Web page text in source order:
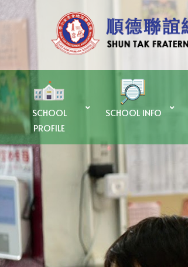
SCHOOL
PROFILE
SCHOOL INFO